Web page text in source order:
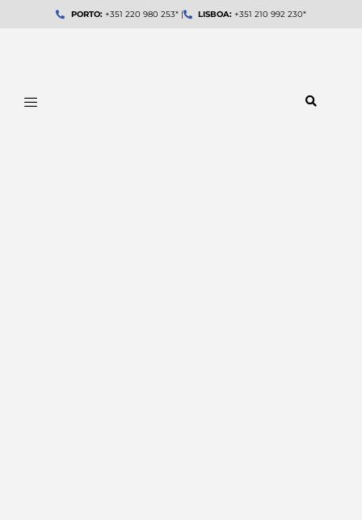
PORTO:+351 220 980 253* | LISBOA: +351 210 992 230*